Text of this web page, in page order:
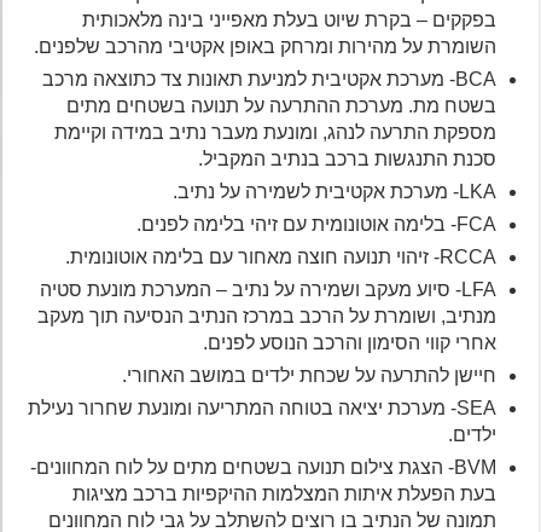
בפקקים – בקרת שיוט בעלת מאפייני בינה מלאכותית
השומרת על מהירות ומרחק באופן אקטיבי מהרכב שלפנים.
BCA- מערכת אקטיבית למניעת תאונות צד כתוצאה מרכב
בשטח מת. מערכת ההתרעה על תנועה בשטחים מתים
מספקת התרעה לנהג, ומונעת מעבר נתיב במידה וקיימת
סכנת התנגשות ברכב בנתיב המקביל.
LKA- מערכת אקטיבית לשמירה על נתיב.
FCA- בלימה אוטונומית עם זיהי בלימה לפנים.
RCCA- זיהוי תנועה חוצה מאחור עם בלימה אוטונומית.
LFA- סיוע מעקב ושמירה על נתיב – המערכת מונעת סטיה
מנתיב, ושומרת על הרכב במרכז הנתיב הנסיעה תוך מעקב
אחרי קווי הסימון והרכב הנוסע לפנים.
חיישן להתרעה על שכחת ילדים במושב האחורי.
SEA- מערכת יציאה בטוחה המתריעה ומונעת שחרור נעילת
ילדים.
BVM- הצגת צילום תנועה בשטחים מתים על לוח המחוונים-
בעת הפעלת איתות המצלמות ההיקפיות ברכב מציגות
תמונה של הנתיב בו רוצים להשתלב על גבי לוח המחוונים